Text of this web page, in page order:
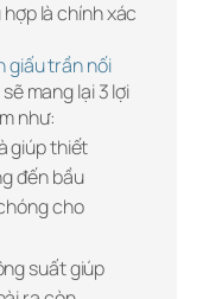
là chính xác
giấu trần nối
mang lại 3 lợi
như:
giúp thiết
đến bầu
cho
suất giúp